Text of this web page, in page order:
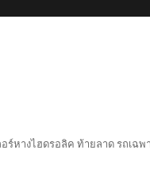
อร์หางไฮดรอลิค ท้ายลาด รถ